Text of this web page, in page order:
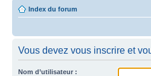
Index du forum
Vous devez vous inscrire et
Nom d’utilisateur :